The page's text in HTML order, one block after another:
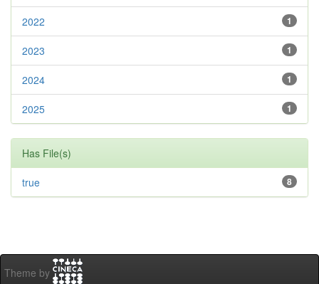
1
2022
1
2023
1
2024
1
2025
Has File(s)
8
true
Theme by